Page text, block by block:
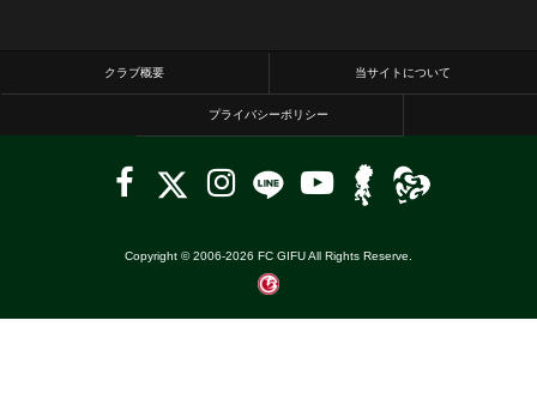
クラブ概要 当サイトについて
プライバシーポリシー
Copyright © 2006-2026 FC GIFU All Rights Reserve.